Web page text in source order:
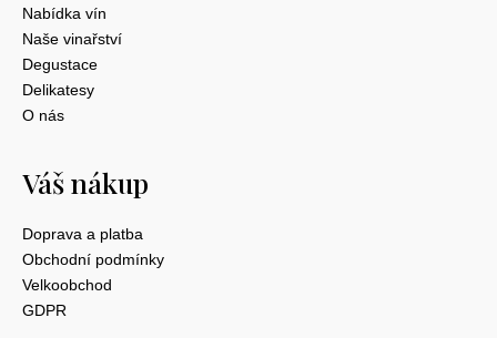
Nabídka vín
Naše vinařství
Degustace
Delikatesy
O nás
Váš nákup
Doprava a platba
Obchodní podmínky
Velkoobchod
GDPR